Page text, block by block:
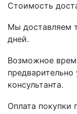
Стоимость
Мы доставляем
дней.
Возможное
консультанта.
Оплата покупки